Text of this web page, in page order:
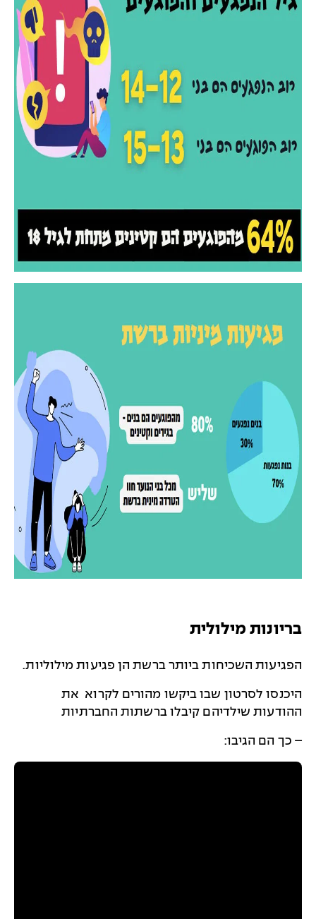
בריונות מילולית
הפגיעות השכיחות ביותר ברשת הן פגיעות מילוליות.
היכנסו לסרטון שבו ביקשו מהורים לקרוא את
ההודעות שילדיהם קיבלו ברשתות החברתיות
– כך הם הגיבו: